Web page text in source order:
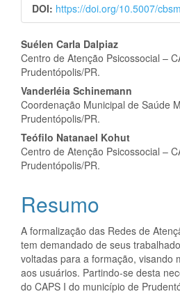
DOI: https://doi.org/10.5007/
Conteúdo
do
artigo
principal
Suélen Carla Dalpiaz
Centro de Atenção Psicossocial –
Prudentópolis/PR.
Vanderléia Schinemann
Coordenação Municipal de Saúde
Prudentópolis/PR.
Teófilo Natanael Kohut
Centro de Atenção Psicossocial –
Prudentópolis/PR.
Resumo
A formalização das Redes de
tem demandado de seus
voltadas para a formação, visando
aos usuários. Partindo-se desta
do CAPS I do município de